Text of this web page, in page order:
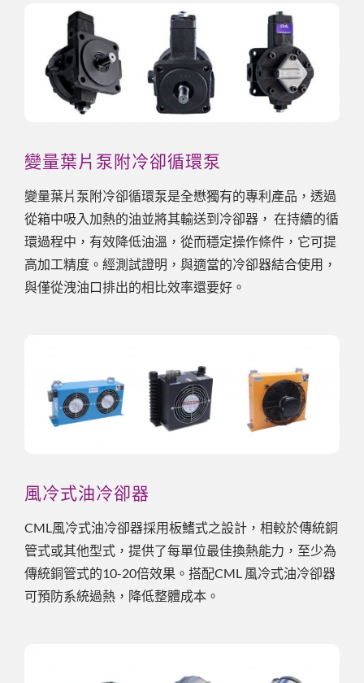
變量葉片泵附冷卻循環泵
變量葉片泵附冷卻循環泵是全懋獨有的專利產品，透過
從箱中吸入加熱的油並將其輸送到冷卻器， 在持續的循
環過程中，有效降低油溫，從而穩定操作條件，它可提
高加工精度。經測試證明，與適當的冷卻器結合使用，
與僅從洩油口排出的相比效率還要好。
風冷式油冷卻器
CML風冷式油冷卻器採用板鰭式之設計，相較於傳統銅
管式或其他型式，提供了每單位最佳換熱能力，至少為
傳統銅管式的10-20倍效果。搭配CML 風冷式油冷卻器
可預防系統過熱，降低整體成本。